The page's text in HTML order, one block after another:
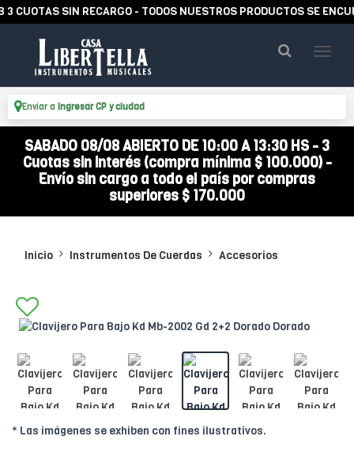
SIN RECARGO - TODOS NUESTROS PRODUCTOS SE
Enviar a Ingresar CP y ciudad
SABADO 08/08 ABIERTO DE 10:00 A 13:30 HS - 3
Cuotas sin interés (compra mínima $ 100.000) -
Envío sin cargo a todo el país por compras
superiores $ 170.000
Inicio Instrumentos De Cuerdas Accesorios
* Las imágenes se exhiben con fines ilustrativos.